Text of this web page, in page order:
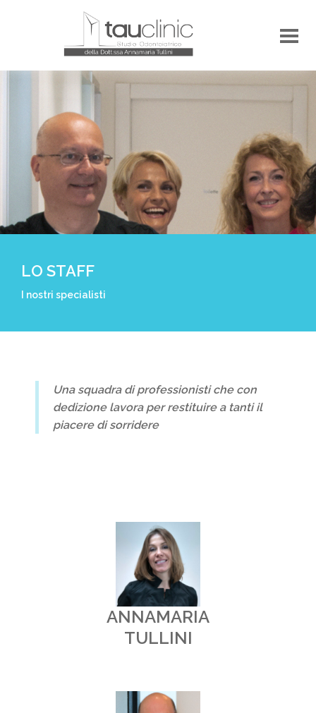
LO STAFF
I nostri specialisti
Una squadra di professionisti che con
dedizione lavora per restituire a tanti il
piacere di sorridere
ANNAMARIA
TULLINI